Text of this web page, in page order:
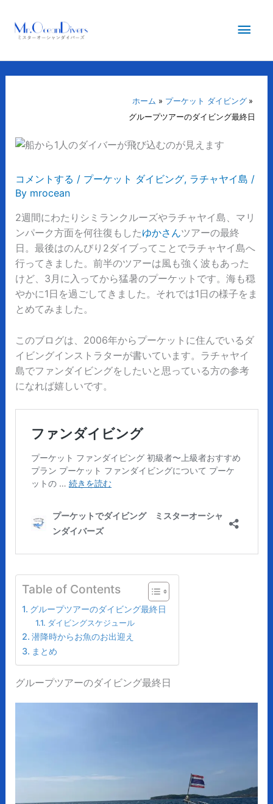
メ
メ
ュ
ホーム
プーケット ダイビング
グループツアーのダイビング最終日
コメントする / プーケット ダイビング, ラチャヤイ島 /
By mrocean
2週間にわたりシミランクルーズやラチャヤイ島、マリ
ンパーク方面を何往復もしたゆかさんツアーの最終
日。最後はのんびり2ダイブってことでラチャヤイ島へ
行ってきました。前半のツアーは風も強く波もあった
けど、3月に入ってから猛暑のプーケットです。海も穏
やかに1日を過ごしてきました。それでは1日の様子をま
とめてみました。
このブログは、2006年からプーケットに住んでいるダ
イビングインストラターが書いています。ラチャヤイ
島でファンダイビングをしたいと思っている方の参考
になれば嬉しいです。
Table of Contents
グループツアーのダイビング最終日
ダイビングスケジュール
潜降時からお魚のお出迎え
まとめ
グループツアーのダイビング最終日